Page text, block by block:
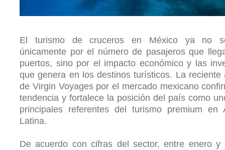
El turismo de cruceros en México ya no
únicamente por el número de pasajeros que
puertos, sino por el impacto económico y las
que genera en los destinos turísticos. La reciente
de Virgin Voyages por el mercado mexicano
tendencia y fortalece la posición del país como
principales referentes del turismo premium en
Latina.
De acuerdo con cifras del sector, entre enero y